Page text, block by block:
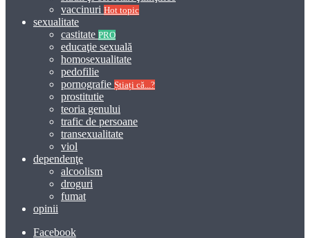
vaccinuri Hot topic
sexualitate
castitate PRO
educaţie sexuală
homosexualitate
pedofilie
pornografie Știați că...?
prostitutie
teoria genului
trafic de persoane
transexualitate
viol
dependenţe
alcoolism
droguri
fumat
opinii
Facebook